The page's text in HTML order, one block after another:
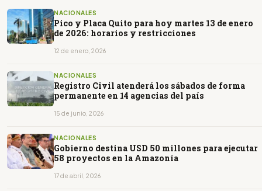
NACIONALES
Pico y Placa Quito para hoy martes 13 de enero
de 2026: horarios y restricciones
12 de enero, 2026
NACIONALES
Registro Civil atenderá los sábados de forma
permanente en 14 agencias del país
15 de junio, 2026
NACIONALES
Gobierno destina USD 50 millones para ejecutar
58 proyectos en la Amazonía
17 de abril, 2026